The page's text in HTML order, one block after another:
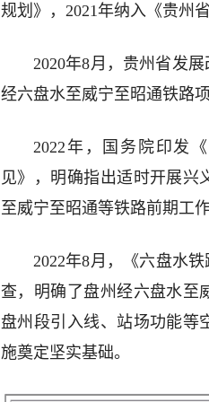
规划》，2021年纳入《贵州
2020年8月，贵州省发
经六盘水至威宁至昭通铁路
2022年，国务院印发
见》，明确指出适时开展兴
至威宁至昭通等铁路前期工
2022年8月，《六盘水
查，明确了盘州经六盘水至
盘州段引入线、站场功能等
施奠定坚实基础。